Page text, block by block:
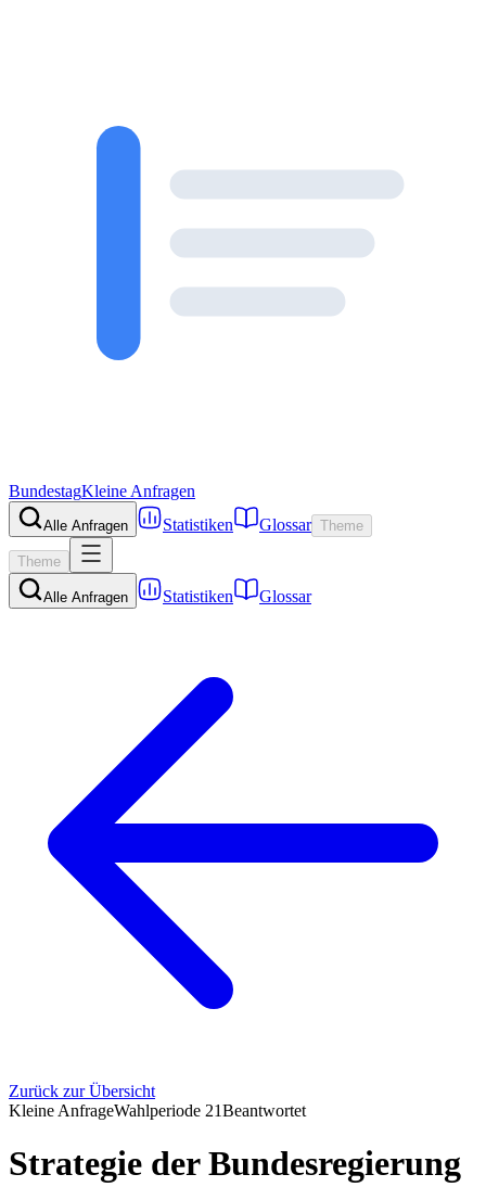
BundestagKleine Anfragen
Alle Anfragen Statistiken Glossar Theme
Theme
Alle Anfragen Statistiken Glossar
Zurück zur Übersicht
Kleine AnfrageWahlperiode 21Beantwortet
Strategie der Bundesregierung